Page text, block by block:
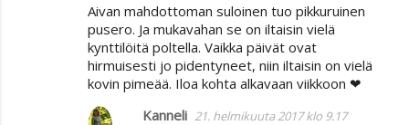
Aivan mahdottoman suloinen tuo pikkuruinen
pusero. Ja mukavahan se on iltaisin vielä
kynttilöitä poltella. Vaikka päivät ovat
hirmuisesti jo pidentyneet, niin iltaisin on vielä
kovin pimeää. Iloa kohta alkavaan viikkoon ❤
Kanneli 21. helmikuuta 2017 klo 9.17